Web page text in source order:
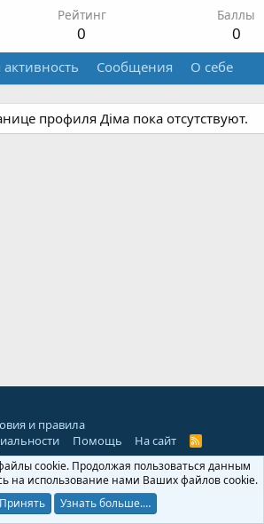
Рейтинг
0
Баллы
0
Сообщения О себе
профиля Дiма пока отсутствуют.
и правила
Помощь На сайт
R
S
cookie. Продолжая пользоваться данным
на использование нами Ваших файлов cookie.
Принять
Узнать больше.…